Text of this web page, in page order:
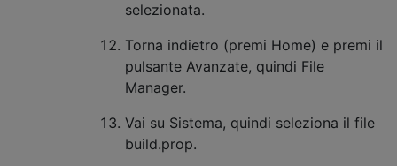
selezionata.
Torna indietro (premi Home) e premi il
pulsante Avanzate, quindi File
Manager.
Vai su Sistema, quindi seleziona il file
build.prop.